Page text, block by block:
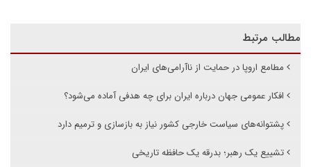
مطالب مرتبط
مطامع اروپا در حمایت از ناآرامی‌های ایران
افکار عمومی جهان درباره ایران برای چه هدفی آماده می‌شود؟
پشتوانه‌های سیاست خارجی کشور نیاز به بازسازی و ترمیم دارد
تشییع یک رهبر؛ بدرقه یک حافظه تاریخی